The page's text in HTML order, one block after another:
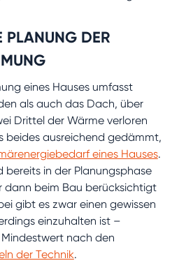
PLANUNG DER
eines Hauses umfasst
als auch das Dach, über
Drittel der Wärme verloren
beides ausreichend gedämmt,
eines Hauses.
bereits in der Planungsphase
beim Bau berücksichtigt
gibt es zwar einen gewissen
einzuhalten ist –
nach den
der Technik.